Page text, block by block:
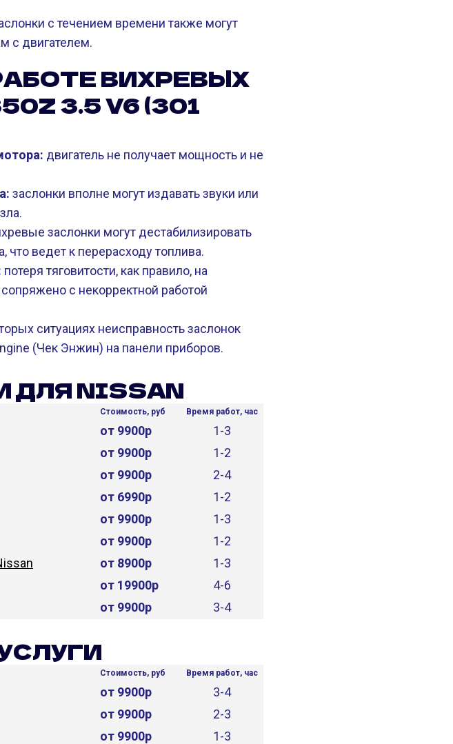
с течением времени также могут
с двигателем.
ВИХРЕВЫХ
3.5 V6 (301
двигатель не получает мощность и не
заслонки вполне могут издавать звуки или
заслонки могут дестабилизировать
ведет к перерасходу топлива.
потеря тяговитости, как правило, на
с некорректной работой
ситуациях неисправность заслонок
(Чек Энжин) на панели приборов.
NISSAN
Стоимость, руб Время работ, час
от 9900р
1-3
от 9900р
1-2
от 9900р
2-4
от 6990р
1-2
от 9900р
1-3
от 9900р
1-2
от 8900р
1-3
от 19900р
4-6
от 9900р 3-4
Стоимость, руб Время работ, час
от 9900р
3-4
от 9900р
2-3
от 9900р
1-3